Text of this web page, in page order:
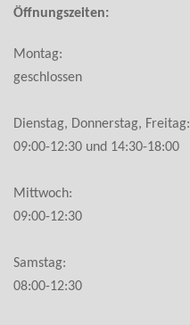
Öffnungszeiten:
Montag:
geschlossen
Dienstag, Donnerstag, Freitag:
09:00-12:30 und 14:30-18:00
Mittwoch:
09:00-12:30
Samstag:
08:00-12:30